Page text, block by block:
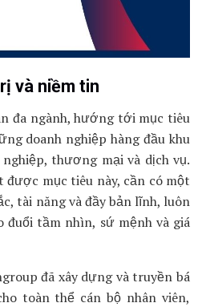
và niềm tin
đa ngành, hướng tới mục tiêu
doanh nghiệp hàng đầu khu
thương mại và dịch vụ.
mục tiêu này, cần có một
tài năng và đầy bản lĩnh, luôn
đuổi tầm nhìn, sứ mệnh và giá
đã xây dựng và truyền bá
toàn thể cán bộ nhân viên,